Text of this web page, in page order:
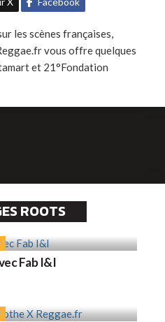
les scènes françaises,
vous offre quelques
et 21°Fondation
ROOTS
Fab I&I